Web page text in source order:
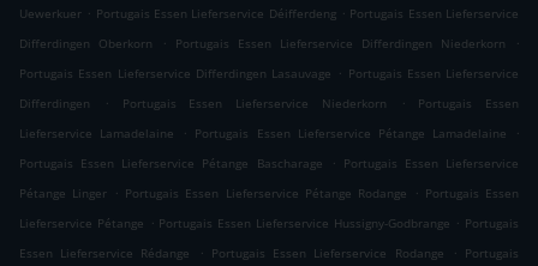
Uewerkuer . Portugais Essen Lieferservice Déifferdeng . Portugais Essen Lieferservice
Differdingen Oberkorn
. Portugais Essen Lieferservice Differdingen Niederkorn
.
Portugais Essen Lieferservice Differdingen Lasauvage . Portugais Essen Lieferservice
Differdingen
. Portugais Essen Lieferservice Niederkorn .
Portugais Essen
Lieferservice Lamadelaine
. Portugais Essen Lieferservice Pétange Lamadelaine
.
Portugais Essen Lieferservice Pétange Bascharage
. Portugais Essen Lieferservice
Pétange Linger . Portugais Essen Lieferservice Pétange Rodange . Portugais Essen
Lieferservice Pétange . Portugais Essen Lieferservice Hussigny-Godbrange . Portugais
Essen Lieferservice Rédange
. Portugais Essen Lieferservice Rodange . Portugais